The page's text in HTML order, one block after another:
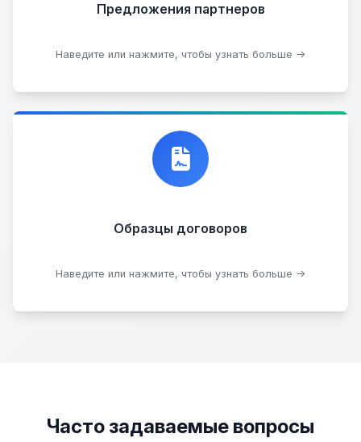
Предложения партнеров
Наведите или нажмите, чтобы узнать больше →
Стать партнером
Образцы договоров
Наведите или нажмите, чтобы узнать больше →
Договор купли-продажи
Скачать образцы
Часто задаваемые вопросы